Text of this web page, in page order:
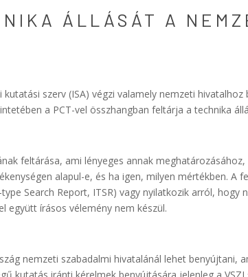
ÁLLÁSÁT A
szerv (ISA) végzi valamely nemzeti
a PCT-vel összhangban feltárja a technika
feltárása, ami lényeges annak
alapul-e, és ha igen, milyen mértékben. A
Search Report, ITSR) vagy nyilatkozik arról,
együtt írásos vélemény nem készül.
nemzeti szabadalmi hivatalánál lehet benyújtani,